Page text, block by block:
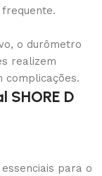
o durômetro
realizem
complicações.
SHORE D
para o